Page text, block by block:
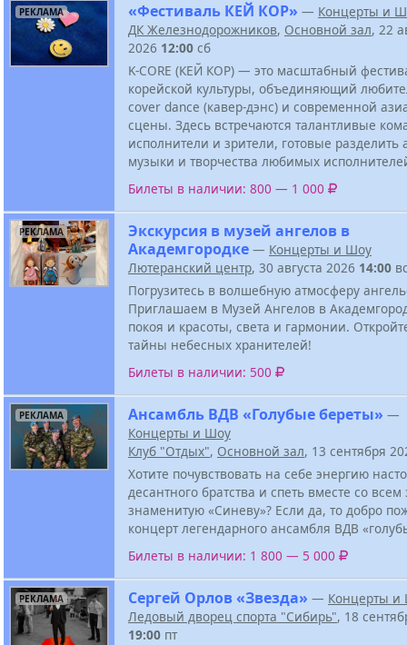
РЕКЛАМА «Фестиваль КЕЙ КОР» — Концерты и
ДК Железнодорожников, Основной зал, 22
2026 12:00 сб
K-CORE (КЕЙ КОР) — это масштабный
корейской культуры, объединяющий
cover dance (кавер-дэнс) и современной
сцены. Здесь встречаются талантливые
исполнители и зрители, готовые разделить
музыки и творчества любимых
Билеты в наличии: 800 — 1 000
РЕКЛАМА
Экскурсия в музей ангелов в
Академгородке — Концерты и Шоу
Лютеранский центр, 30 августа 2026 14:00
Погрузитесь в волшебную атмосферу
Приглашаем в Музей Ангелов в
покоя и красоты, света и гармонии.
тайны небесных хранителей!
Билеты в наличии: 500
РЕКЛАМА Ансамбль ВДВ «Голубые береты» —
Концерты и Шоу
Клуб "Отдых", Основной зал, 13 сентября
Хотите почувствовать на себе энергию
десантного братства и спеть вместе со
знаменитую «Синеву»? Если да, то добро
концерт легендарного ансамбля ВДВ
Билеты в наличии: 1 800 — 5 000
РЕКЛАМА Сергей Орлов «Звезда» — Концерты и
Ледовый дворец спорта "Сибирь", 18
19:00 пт